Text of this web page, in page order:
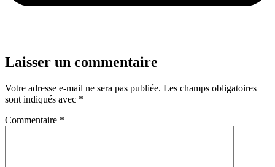
Laisser un commentaire
Votre adresse e-mail ne sera pas publiée. Les champs obligatoires
sont indiqués avec *
Commentaire *